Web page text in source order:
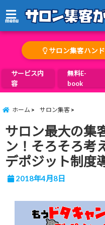
menu
サロン集客ハン
サービス内
容
無料E-
book
ホーム サロン集客
サロン最大の集
ン！そろそろ考
デポジット制度
2018年4月8日